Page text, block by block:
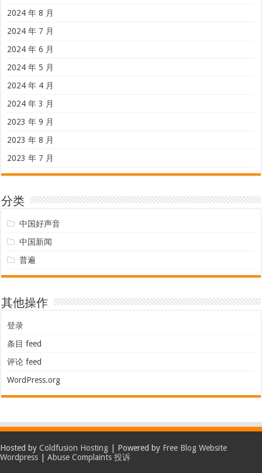
2024 年 8 月
2024 年 7 月
2024 年 6 月
2024 年 5 月
2024 年 4 月
2024 年 3 月
2023 年 9 月
2023 年 8 月
2023 年 7 月
分类
中国好声音
中国新闻
普遍
其他操作
登录
条目 feed
评论 feed
WordPress.org
Hosted by Coldfusion Hosting | Powered by Free Blog Website
Wordpress
Abuse Complaints 投诉